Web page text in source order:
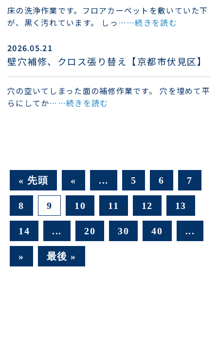
床の洗浄作業です。フロアカーペットを敷いていた下
が、黒く汚れています。 しっ ……続きを読む
2026.05.21
壁穴補修、クロス張り替え【京都市伏見区】
穴の空いてしまった面の補修作業です。 穴を埋めて平
らにしてか……続きを読む
« 先頭 « ... 5 6 7
8 9 10 11 12 13
14 ... 20 30 40 ...
» 最後 »